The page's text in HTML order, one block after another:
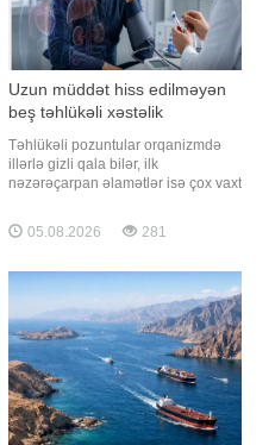
Uzun müddət hiss edilməyən
beş təhlükəli xəstəlik
Təhlükəli pozuntular orqanizmdə
illərlə gizli qala bilər, ilk
nəzərəçarpan əlamətlər isə çox vaxt
xarici mediaya istinadən xəbərinə
görə, bəzi xəstəliklər uzun müddət
vermədən inkişaf edir, aydın
əlamətlər isə yalnız ağırlaşmalar
yarandıqda
05.08.2026 281